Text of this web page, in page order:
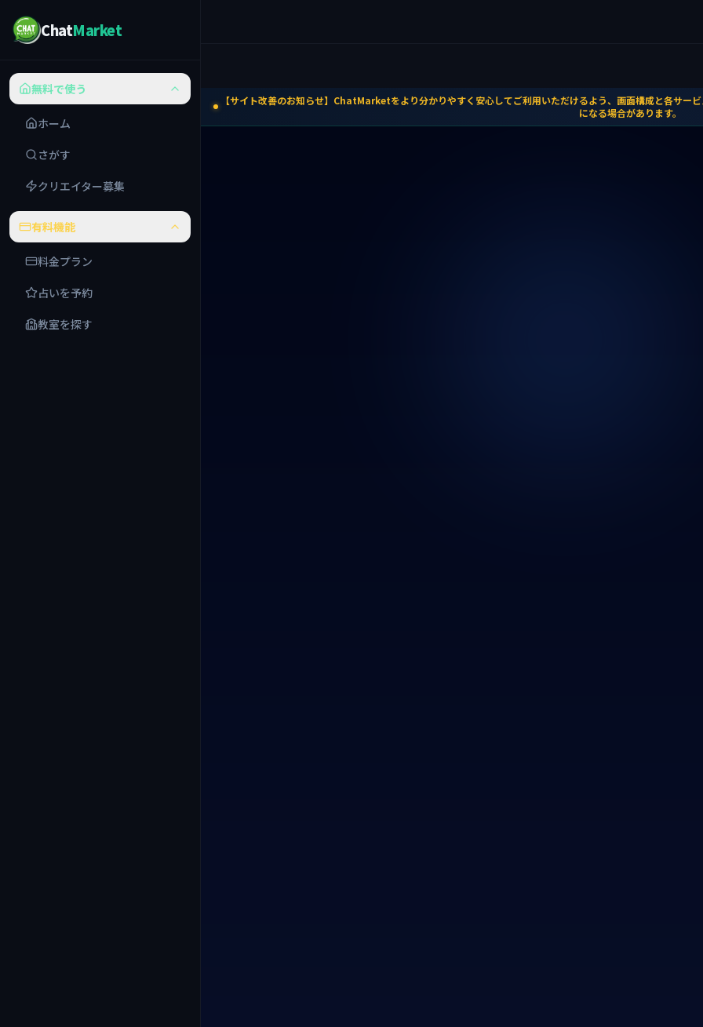
ChatMarket
無料で使う
ホーム
さがす
クリエイター募集
有料機能
料金プラン
占いを予約
教室を探す
【サイト改善のお知らせ】ChatMarketをより分かりやすく安心してご利用いただけるよう、画面構成と各サー
になる場合があります。